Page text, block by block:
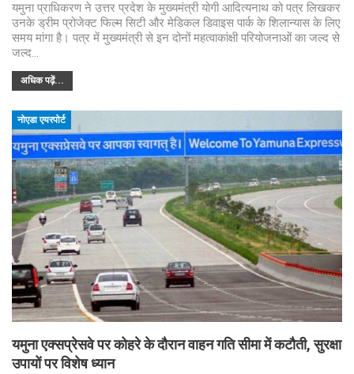
यमुना प्राधिकरण ने उत्तर प्रदेश के मुख्यमंत्री योगी आदित्यनाथ को पत्र लिखकर
उनके ड्रीम प्रोजेक्ट फिल्म सिटी और मेडिकल डिवाइस पार्क के शिलान्यास के लिए
समय मांगा है। पत्र में मुख्यमंत्री से इन दोनों महत्वाकांक्षी परियोजनाओं का जल्द से
जल्द…
अधिक पढ़ें...
नोएडा एयरपोर्ट
यमुना एक्सप्रेसवे पर कोहरे के दौरान वाहन गति सीमा में कटौती, सुरक्षा
उपायों पर विशेष ध्यान